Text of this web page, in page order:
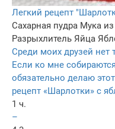
Легкий рецепт
Сахарная пудра Мука
Разрыхлитель Яйца
Среди моих друзей нет
Если ко мне
обязательно делаю
рецепт «Шарлотки» с
1 ч.
–